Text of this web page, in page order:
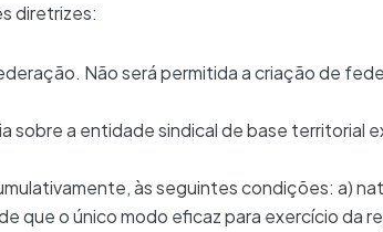
diretrizes:
Não será permitida a criação de
a entidade sindical de base territorial
às seguintes condições: a)
que o único modo eficaz para exercício da